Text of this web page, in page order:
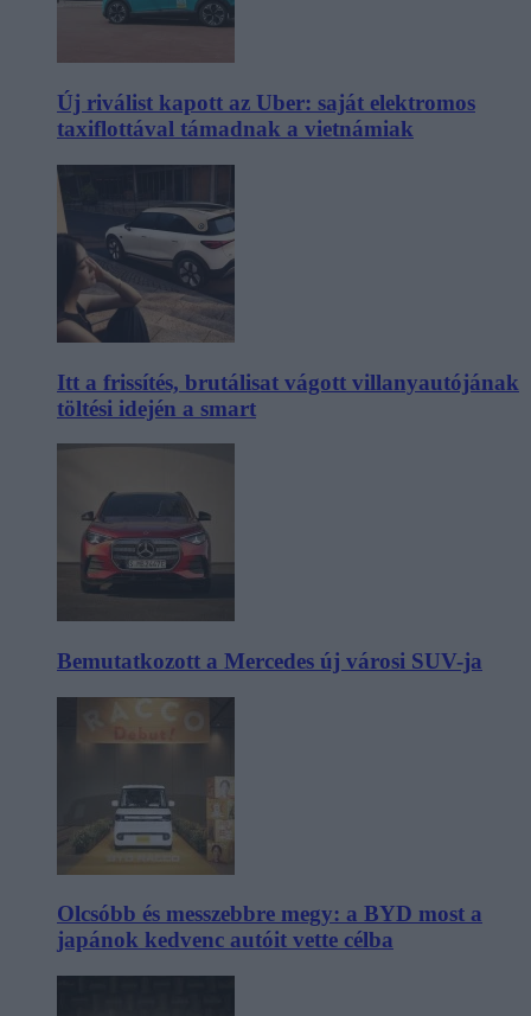
Új riválist kapott az Uber: saját elektromos
taxiflottával támadnak a vietnámiak
Itt a frissítés, brutálisat vágott villanyautójának
töltési idején a smart
Bemutatkozott a Mercedes új városi SUV-ja
Olcsóbb és messzebbre megy: a BYD most a
japánok kedvenc autóit vette célba